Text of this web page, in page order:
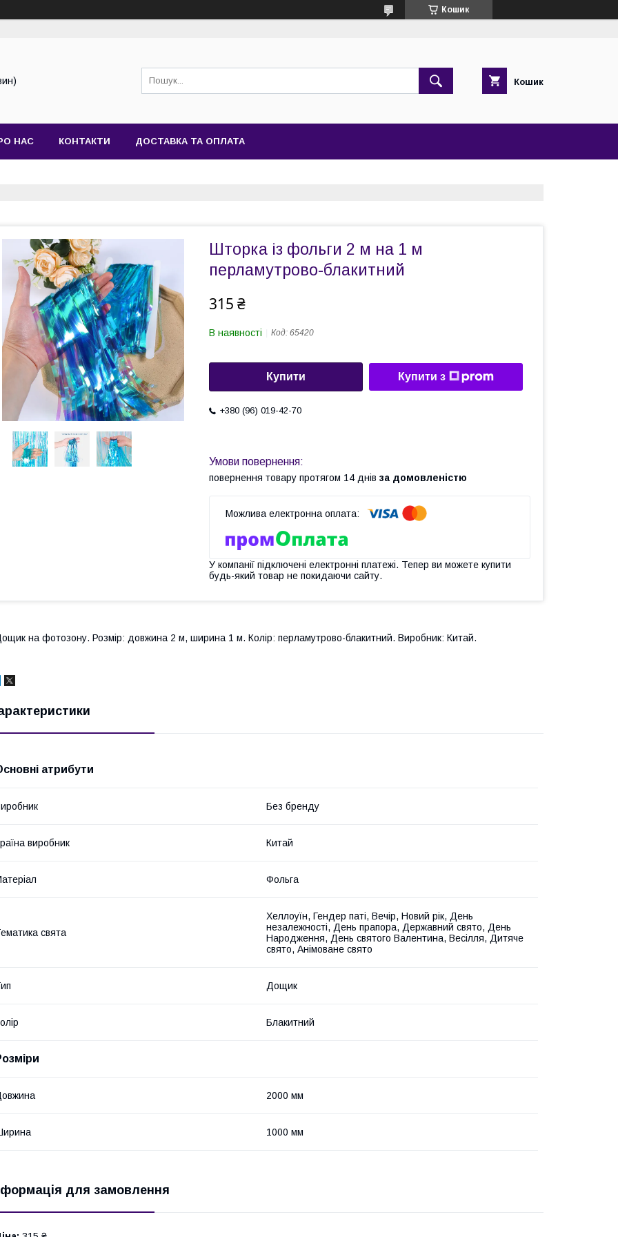
Кошик
Кошик
НАС КОНТАКТИ ДОСТАВКА ТА ОПЛАТА
Шторка із фольги 2 м на 1 м
перламутрово-блакитний
315 ₴
В наявності Код: 65420
Купити Купити з
+380 (96) 019-42-70
повернення товару протягом 14 днів за домовленістю
У компанії підключені електронні платежі. Тепер ви можете купити
будь-який товар не покидаючи сайту.
на фотозону. Розмір: довжина 2 м, ширина 1 м. Колір: перламутрово-блакитний. Виробник: Китай.
атрибути
Без бренду
виробник Китай
Фольга
свята
Хеллоуїн, Гендер паті, Вечір, Новий рік, День
незалежності, День прапора, Державний свято, День
Народження, День святого Валентина, Весілля, Дитяче
свято, Анімоване свято
Дощик
Блакитний
2000 мм
1000 мм
для замовлення